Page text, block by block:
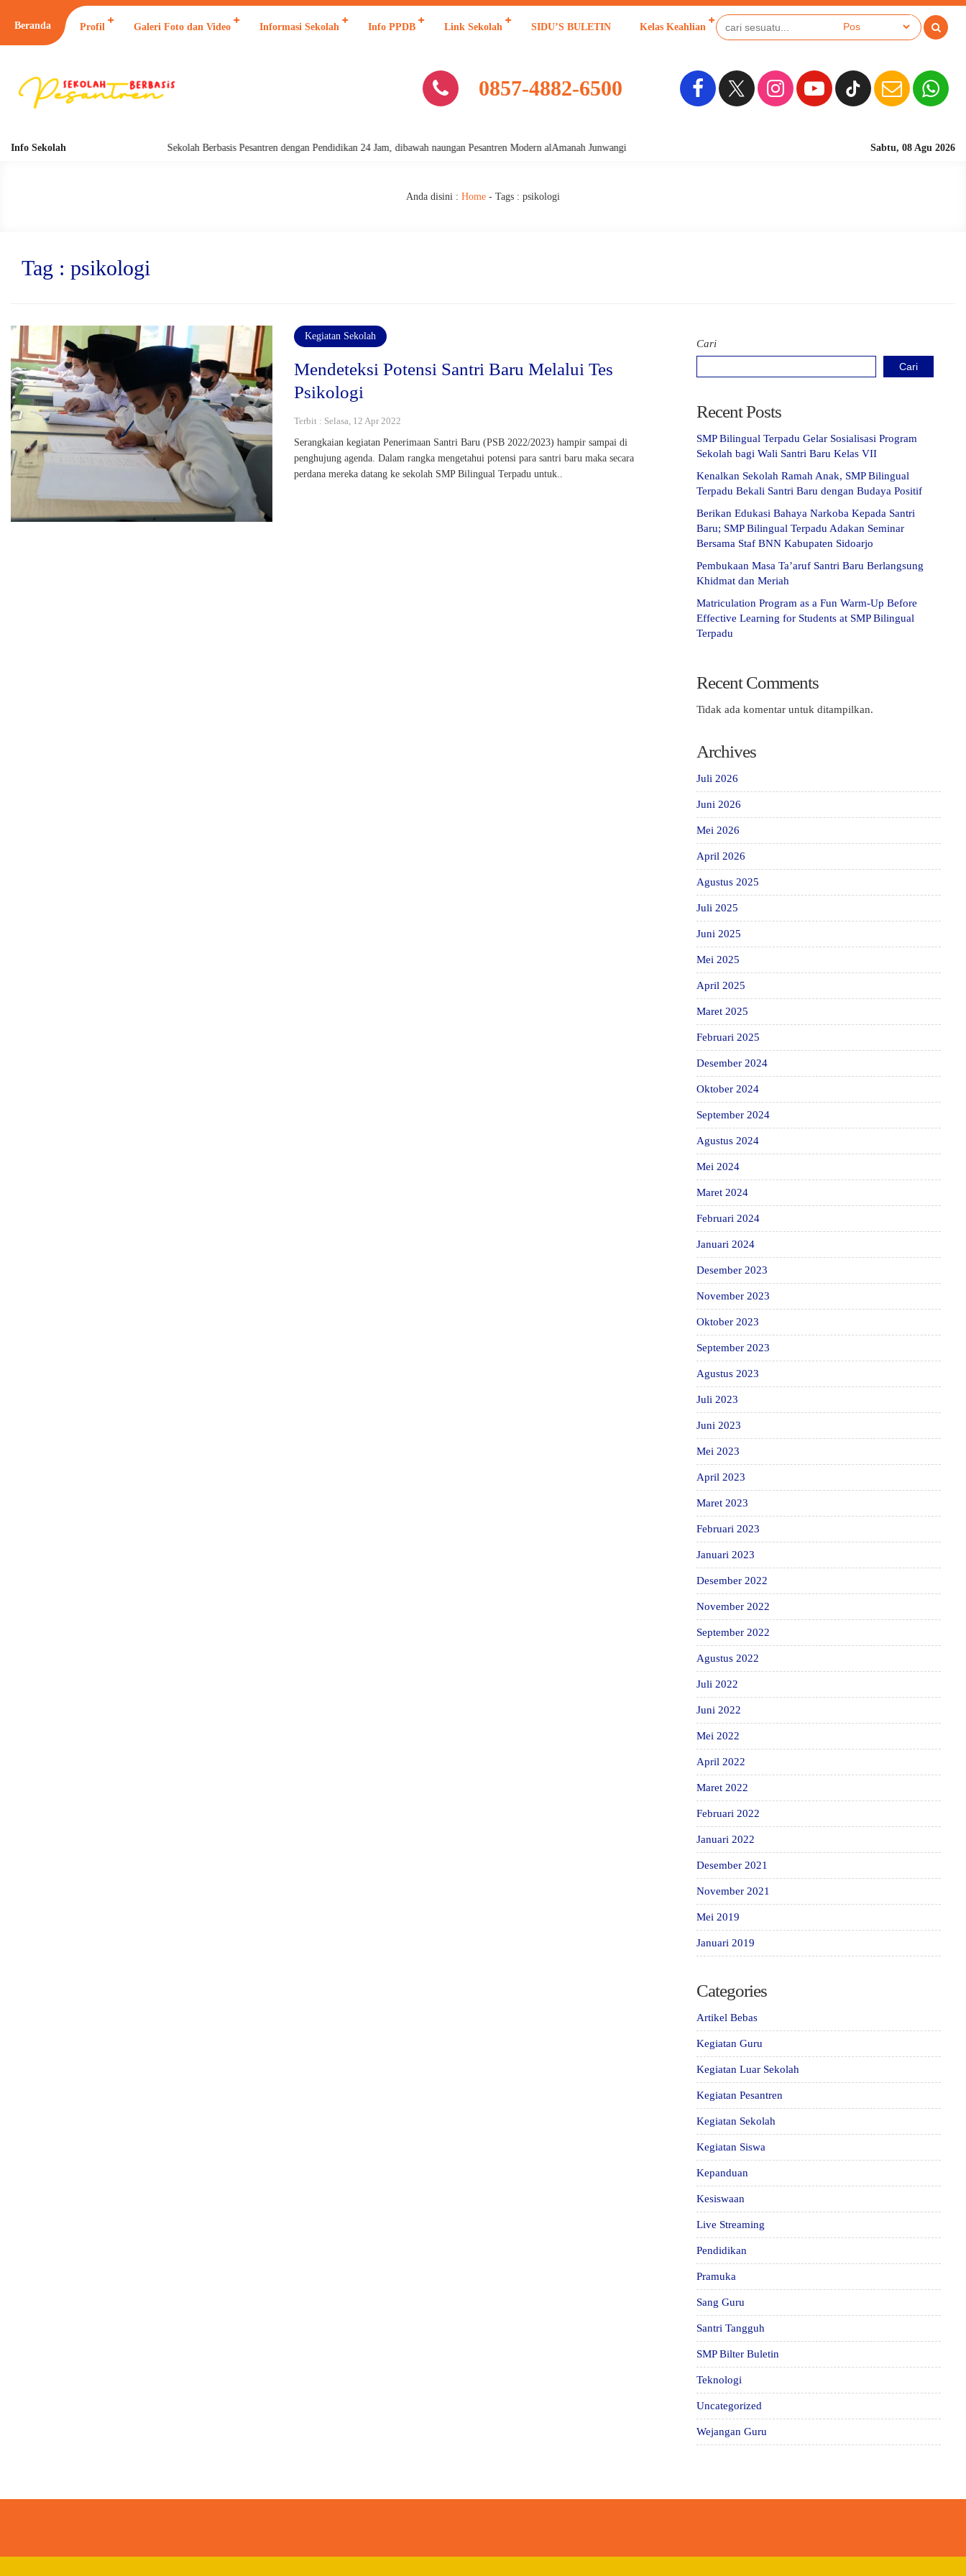
Beranda Profil Galeri Foto dan Video Informasi Sekolah Info PPDB Link Sekolah SIDU’S BULETIN Kelas Keahlian
0857-4882-6500
Info Sekolah Sabtu, 08 Agu 2026
Sekolah
Sekolah Berbasis Pesantren dengan Pendidikan 24 Jam, dibawah naungan Pesantren Modern alAmanah Junwangi
Anda disini : Home - Tags : psikologi
Tag : psikologi
Kegiatan Sekolah
Mendeteksi Potensi Santri Baru Melalui Tes
Psikologi
Terbit : Selasa, 12 Apr 2022
Serangkaian kegiatan Penerimaan Santri Baru (PSB 2022/2023) hampir sampai di
penghujung agenda. Dalam rangka mengetahui potensi para santri baru maka secara
perdana mereka datang ke sekolah SMP Bilingual Terpadu untuk..
Cari
Cari
Recent Posts
SMP Bilingual Terpadu Gelar Sosialisasi Program
Sekolah bagi Wali Santri Baru Kelas VII
Kenalkan Sekolah Ramah Anak, SMP Bilingual
Terpadu Bekali Santri Baru dengan Budaya Positif
Berikan Edukasi Bahaya Narkoba Kepada Santri
Baru; SMP Bilingual Terpadu Adakan Seminar
Bersama Staf BNN Kabupaten Sidoarjo
Pembukaan Masa Ta’aruf Santri Baru Berlangsung
Khidmat dan Meriah
Matriculation Program as a Fun Warm-Up Before
Effective Learning for Students at SMP Bilingual
Terpadu
Recent Comments
Tidak ada komentar untuk ditampilkan.
Archives
Juli 2026
Juni 2026
Mei 2026
April 2026
Agustus 2025
Juli 2025
Juni 2025
Mei 2025
April 2025
Maret 2025
Februari 2025
Desember 2024
Oktober 2024
September 2024
Agustus 2024
Mei 2024
Maret 2024
Februari 2024
Januari 2024
Desember 2023
November 2023
Oktober 2023
September 2023
Agustus 2023
Juli 2023
Juni 2023
Mei 2023
April 2023
Maret 2023
Februari 2023
Januari 2023
Desember 2022
November 2022
September 2022
Agustus 2022
Juli 2022
Juni 2022
Mei 2022
April 2022
Maret 2022
Februari 2022
Januari 2022
Desember 2021
November 2021
Mei 2019
Januari 2019
Categories
Artikel Bebas
Kegiatan Guru
Kegiatan Luar Sekolah
Kegiatan Pesantren
Kegiatan Sekolah
Kegiatan Siswa
Kepanduan
Kesiswaan
Live Streaming
Pendidikan
Pramuka
Sang Guru
Santri Tangguh
SMP Bilter Buletin
Teknologi
Uncategorized
Wejangan Guru